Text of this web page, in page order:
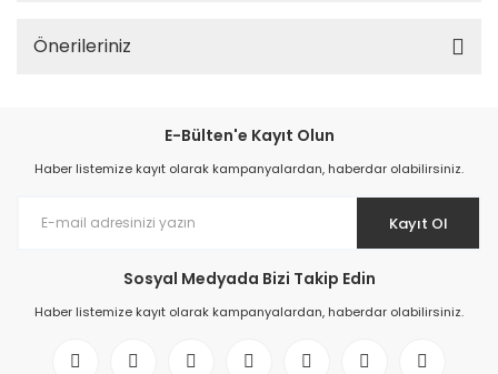
Önerileriniz
E-Bülten'e Kayıt Olun
Haber listemize kayıt olarak kampanyalardan, haberdar olabilirsiniz.
Kayıt Ol
Sosyal Medyada Bizi Takip Edin
Haber listemize kayıt olarak kampanyalardan, haberdar olabilirsiniz.